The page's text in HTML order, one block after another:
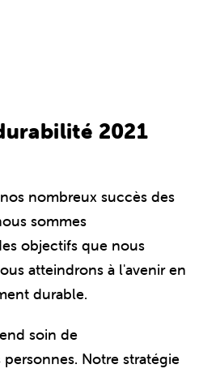
2021
nombreux succès des
sommes
objectifs que nous
atteindrons à l'avenir en
durable.
soin de
Notre stratégie